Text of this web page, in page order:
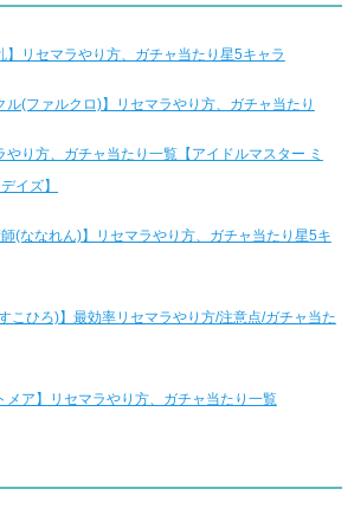
】リセマラやり方、ガチャ当たり星5キャラ
ル(ファルクロ)】リセマラやり方、ガチャ当たり
やり方、ガチャ当たり一覧【アイドルマスター ミ
イズ】
師(ななれん)】リセマラやり方、ガチャ当たり星5キ
こひろ)】最効率リセマラやり方/注意点/ガチャ当た
メア】リセマラやり方、ガチャ当たり一覧